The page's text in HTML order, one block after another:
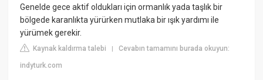
Genelde gece aktif oldukları için ormanlık yada taşlık bir
bölgede karanlıkta yürürken mutlaka bir ışık yardımı ile
yürümek gerekir.
Kaynak kaldırma talebi |Cevabın tamamını burada okuyun:
indyturk.com